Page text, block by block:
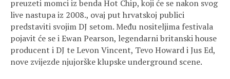
preuzeti momci iz benda Hot Chip, koji će se nakon svog
live nastupa iz 2008., ovaj put hrvatskoj publici
predstaviti svojim DJ setom. Među nositeljima festivala
pojavit će se i Ewan Pearson, legendarni britanski house
producent i DJ te Levon Vincent, Tevo Howard i Jus Ed,
nove zvijezde njujorške klupske underground scene.